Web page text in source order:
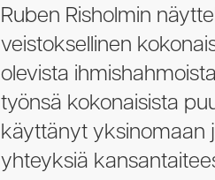
Ruben Risholmin
veistoksellinen
olevista
työnsä kokonaisista
käyttänyt yksinomaan
yhteyksiä